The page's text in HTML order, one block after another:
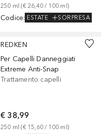
250 ml (€ 26,40 / 100 ml)
Codice: ESTATE SORPRESA
REDKEN
Per Capelli Danneggiati
Extreme Anti-Snap
Trattamento capelli
€ 38,99
250 ml (€ 15,60 / 100 ml)